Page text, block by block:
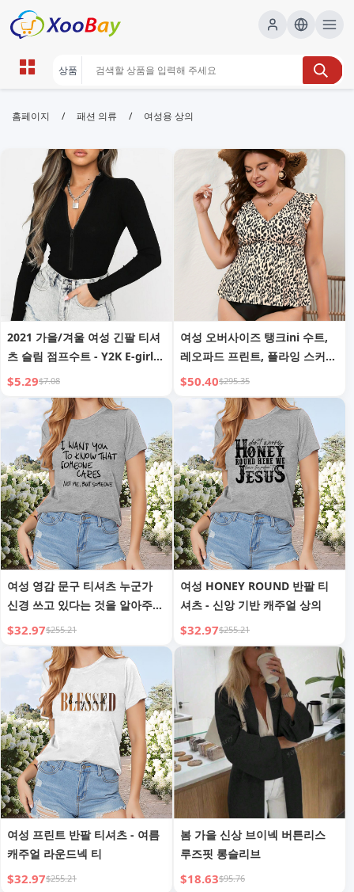
여성용 상의 | XOOBAY B2B/B2C
여성용 상의,탑,블라우스, wholesale 여성용 상의,
XOOBAY
다양한 여성용 상의로 스타일 추천해요
홈페이지 / 패션 의류 / 여성용 상의
2021 가을/겨울 여성 긴팔 티셔
츠 슬림 점프수트 - Y2K E-girl
스타일
$5.29$7.08
여성 오버사이즈 탱크ini 수트,
레오파드 프린트, 플라잉 스커
트, 투피스 세트, 러플 소매, 투피
스 세트, 홀리데이 스타일
$50.40$295.35
여성 영감 문구 티셔츠 누군가
신경 쓰고 있다는 것을 알아주었
으면 좋겠어, 내가 아니라 누군
가가 반팔 라운드넥 여름 상의
$32.97$255.21
여성 HONEY ROUND 반팔 티
셔츠 - 신앙 기반 캐주얼 상의
$32.97$255.21
여성 프린트 반팔 티셔츠 - 여름
캐주얼 라운드넥 티
$32.97$255.21
봄 가을 신상 브이넥 버튼리스
루즈핏 롱슬리브
$18.63$95.76